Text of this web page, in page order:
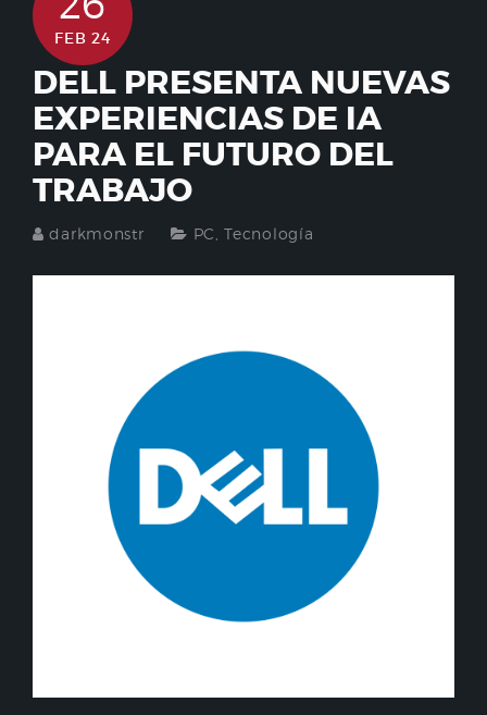
FEB 24
DELL PRESENTA NUEVAS
EXPERIENCIAS DE IA
PARA EL FUTURO DEL
TRABAJO
darkmonstr PC ,Tecnología